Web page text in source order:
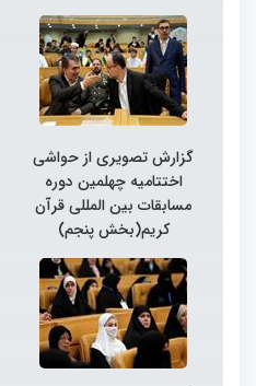
گزارش تصویری از حواشی
اختتامیه چهلمین دوره
مسابقات بین المللی قرآن
کریم(بخش پنجم)